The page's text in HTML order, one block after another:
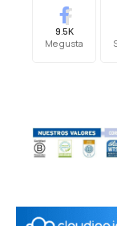
9.5K
Me gusta